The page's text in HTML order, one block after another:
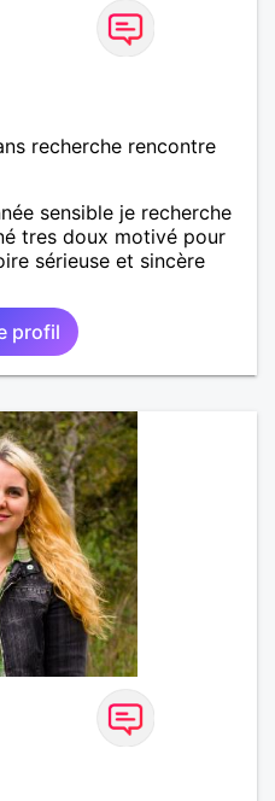
recherche rencontre
sensible je recherche
tres doux motivé pour
sérieuse et sincère
profil